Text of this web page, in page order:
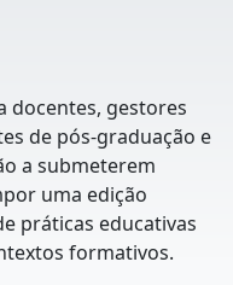
docentes, gestores
de pós-graduação e
a submeterem
uma edição
práticas educativas
formativos.